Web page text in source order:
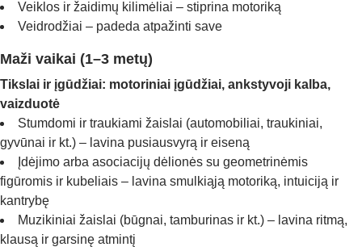
Veiklos ir žaidimų kilimėliai – stiprina motoriką
Veidrodžiai – padeda atpažinti save
Maži vaikai (1–3 metų)
Tikslai ir įgūdžiai: motoriniai įgūdžiai, ankstyvoji kalba,
vaizduotė
Stumdomi ir traukiami žaislai (automobiliai, traukiniai,
gyvūnai ir kt.) – lavina pusiausvyrą ir eiseną
Įdėjimo arba asociacijų dėlionės su geometrinėmis
figūromis ir kubeliais – lavina smulkiąją motoriką, intuiciją ir
kantrybę
Muzikiniai žaislai (būgnai, tamburinas ir kt.) – lavina ritmą,
klausą ir garsinę atmintį